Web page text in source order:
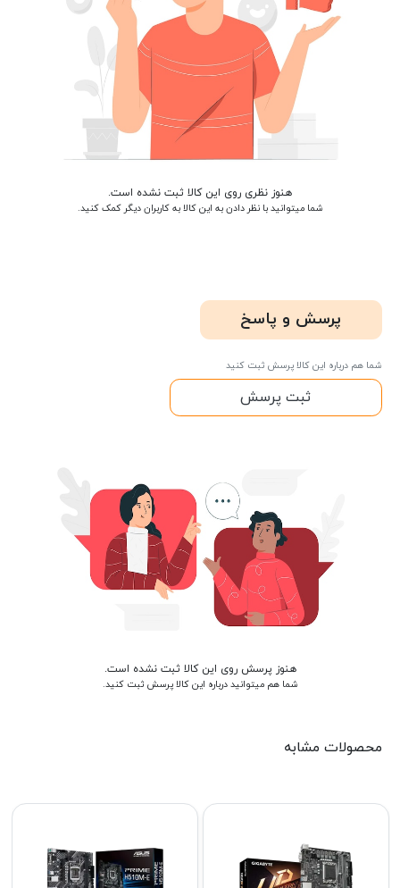
هنوز نظری روی این کالا ثبت نشده است.
شما میتوانید با نظر دادن به این کالا به کاربران دیگر کمک کنید.
پرسش و پاسخ
شما هم درباره این کالا پرسش ثبت کنید
ثبت پرسش
هنوز پرسش روی این کالا ثبت نشده است.
شما هم میتوانید درباره این کالا پرسش ثبت کنید.
محصولات مشابه